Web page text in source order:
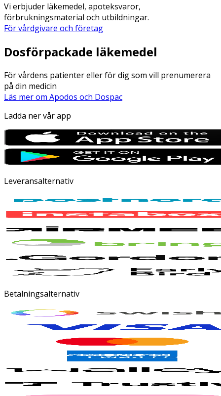
Vi erbjuder läkemedel, apoteksvaror,
förbrukningsmaterial och utbildningar.
För vårdgivare och företag
Dosförpackade läkemedel
För vårdens patienter eller för dig som vill prenumerera
på din medicin
Läs mer om Apodos och Dospac
Ladda ner vår app
Leveransalternativ
Betalningsalternativ